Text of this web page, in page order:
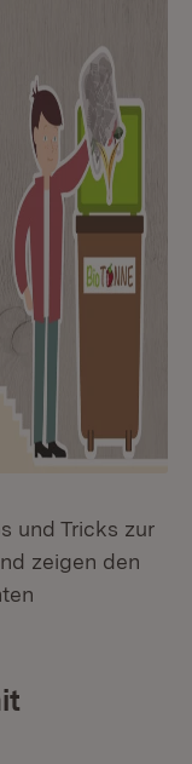
und Tricks zur
zeigen den